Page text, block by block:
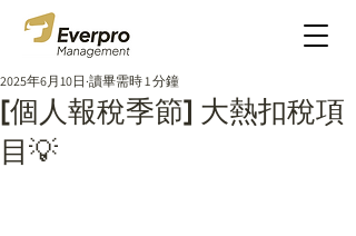
[個人報稅季節] 大熱扣稅項
目💡
2025年6月10日 讀畢需時 1 分鐘